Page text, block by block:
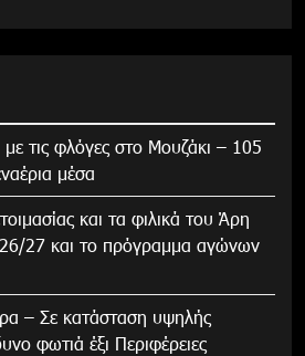
τις φλόγες στο Μουζάκι – 105
μέσα
και τα φιλικά του Άρη
27 και το πρόγραμμα αγώνων
– Σε κατάσταση υψηλής
φωτιά έξι Περιφέρειες